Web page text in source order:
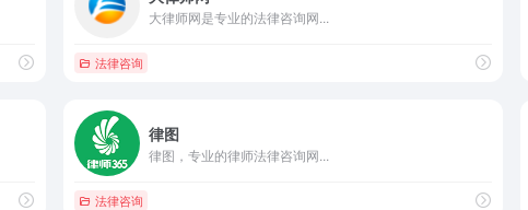
大律师网是专业的法律咨询网...
法律咨询
律图
律图，专业的律师法律咨询网...
法律咨询